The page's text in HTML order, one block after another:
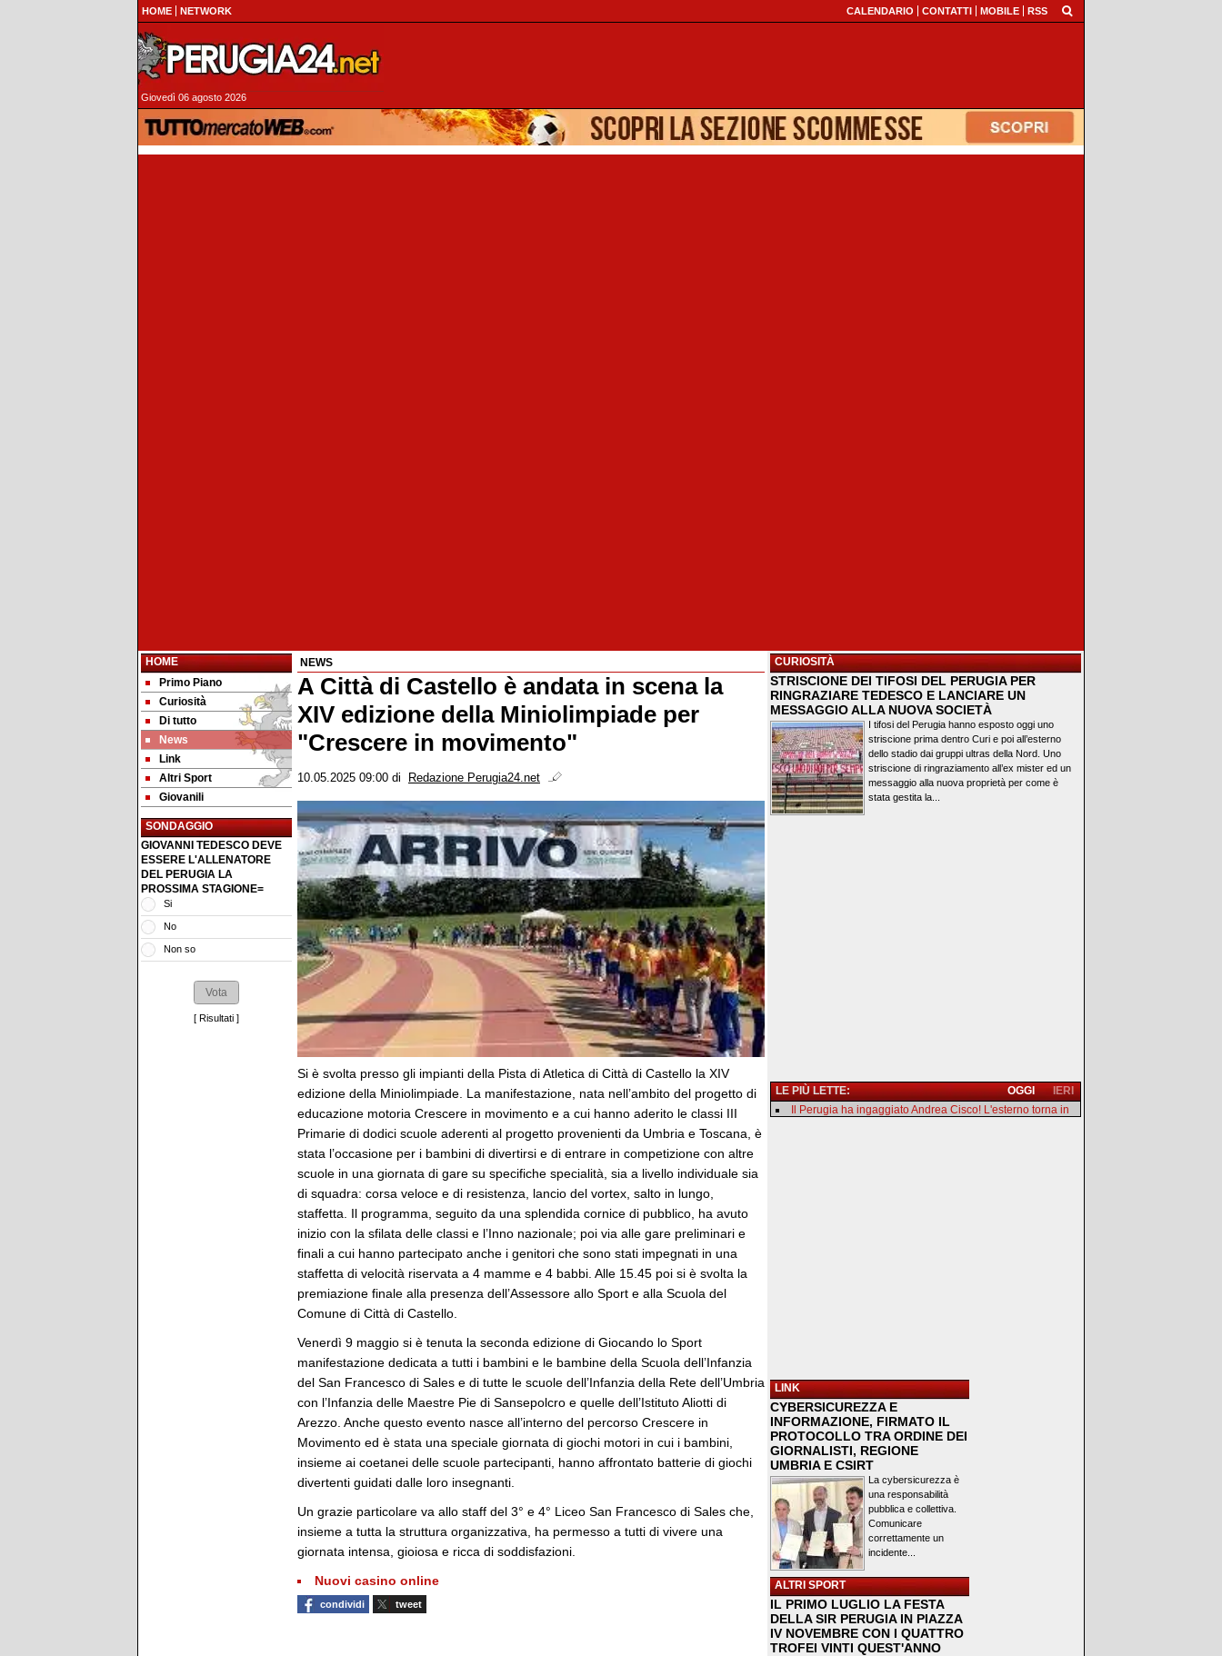
HOME NETWORK CALENDARIO CONTATTI MOBILE RSS
Giovedì 06 agosto 2026
HOME
Primo Piano
Curiosità
Di tutto
News
Link
Altri Sport
Giovanili
SONDAGGIO
GIOVANNI TEDESCO DEVE
ESSERE L'ALLENATORE
DEL PERUGIA LA
PROSSIMA STAGIONE=
Si
No
Non so
[ Risultati ]
NEWS
A Città di Castello è andata in scena la
XIV edizione della Miniolimpiade per
"Crescere in movimento"
10.05.2025 09:00 di Redazione Perugia24.net
Si è svolta presso gli impianti della Pista di Atletica di Città di Castello la XIV
edizione della Miniolimpiade. La manifestazione, nata nell’ambito del progetto di
educazione motoria Crescere in movimento e a cui hanno aderito le classi III
Primarie di dodici scuole aderenti al progetto provenienti da Umbria e Toscana, è
stata l’occasione per i bambini di divertirsi e di entrare in competizione con altre
scuole in una giornata di gare su specifiche specialità, sia a livello individuale sia
di squadra: corsa veloce e di resistenza, lancio del vortex, salto in lungo,
staffetta. Il programma, seguito da una splendida cornice di pubblico, ha avuto
inizio con la sfilata delle classi e l’Inno nazionale; poi via alle gare preliminari e
finali a cui hanno partecipato anche i genitori che sono stati impegnati in una
staffetta di velocità riservata a 4 mamme e 4 babbi. Alle 15.45 poi si è svolta la
premiazione finale alla presenza dell’Assessore allo Sport e alla Scuola del
Comune di Città di Castello.
Venerdì 9 maggio si è tenuta la seconda edizione di Giocando lo Sport
manifestazione dedicata a tutti i bambini e le bambine della Scuola dell’Infanzia
del San Francesco di Sales e di tutte le scuole dell’Infanzia della Rete dell’Umbria
con l’Infanzia delle Maestre Pie di Sansepolcro e quelle dell’Istituto Aliotti di
Arezzo. Anche questo evento nasce all’interno del percorso Crescere in
Movimento ed è stata una speciale giornata di giochi motori in cui i bambini,
insieme ai coetanei delle scuole partecipanti, hanno affrontato batterie di giochi
divertenti guidati dalle loro insegnanti.
Un grazie particolare va allo staff del 3° e 4° Liceo San Francesco di Sales che,
insieme a tutta la struttura organizzativa, ha permesso a tutti di vivere una
giornata intensa, gioiosa e ricca di soddisfazioni.
Nuovi casino online
condividi tweet
CURIOSITÀ
STRISCIONE DEI TIFOSI DEL PERUGIA PER
RINGRAZIARE TEDESCO E LANCIARE UN
MESSAGGIO ALLA NUOVA SOCIETÀ
I tifosi del Perugia hanno esposto oggi uno
striscione prima dentro Curi e poi all’esterno
dello stadio dai gruppi ultras della Nord. Uno
striscione di ringraziamento all’ex mister ed un
messaggio alla nuova proprietà per come è
stata gestita la...
LE PIÙ LETTE: IERI
OGGI
Il Perugia ha ingaggiato Andrea Cisco! L'esterno torna in
LINK
CYBERSICUREZZA E
INFORMAZIONE, FIRMATO IL
PROTOCOLLO TRA ORDINE DEI
GIORNALISTI, REGIONE
UMBRIA E CSIRT
La cybersicurezza è
una responsabilità
pubblica e collettiva.
Comunicare
correttamente un
incidente...
ALTRI SPORT
IL PRIMO LUGLIO LA FESTA
DELLA SIR PERUGIA IN PIAZZA
IV NOVEMBRE CON I QUATTRO
TROFEI VINTI QUEST'ANNO